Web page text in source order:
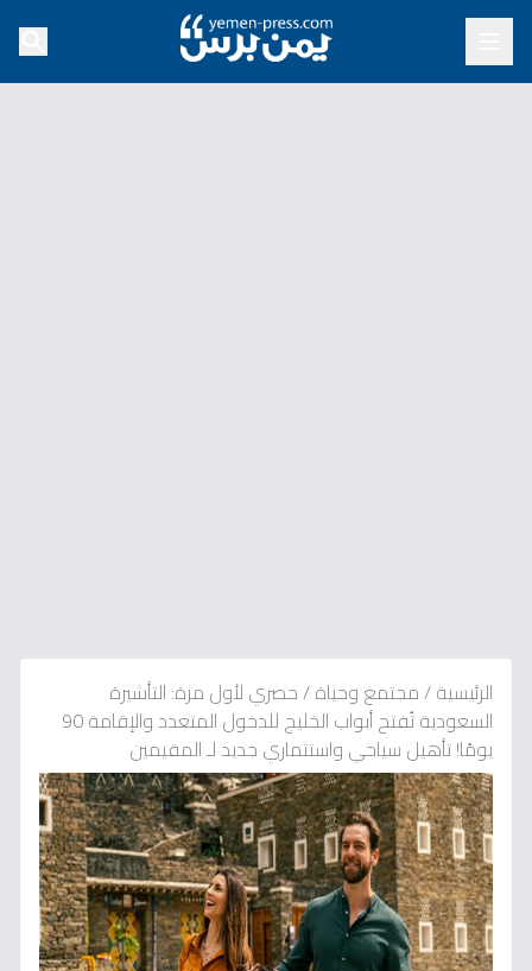
الرئيسية/مجتمع وحياة/حصري لأول مرة: التأشيرة
السعودية تُفتح أبواب الخليج للدخول المتعدد والإقامة 90
يومًا! تأهيل سياحي واستثماري جديد لـ المقيمين